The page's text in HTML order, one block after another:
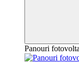
Panouri